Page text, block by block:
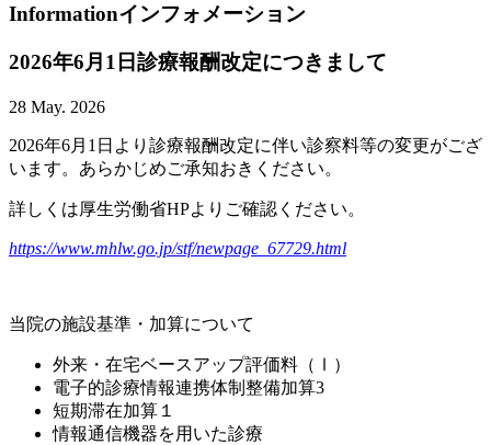
Informationインフォメーション
2026年6月1日診療報酬改定につきまして
28 May. 2026
2026年6月1日より診療報酬改定に伴い診察料等の変更がござ
います。あらかじめご承知おきください。
詳しくは厚生労働省HPよりご確認ください。
https://www.mhlw.go.jp/stf/newpage_67729.html
当院の施設基準・加算について
外来・在宅ベースアップ評価料（Ⅰ）
電子的診療情報連携体制整備加算3
短期滞在加算１
情報通信機器を用いた診療